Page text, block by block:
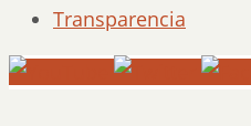
Transparencia